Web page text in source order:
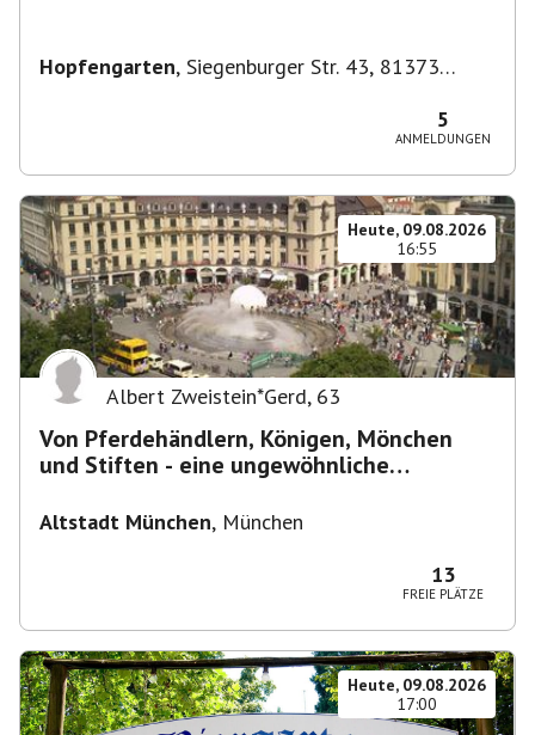
Hopfengarten, Siegenburger Str. 43, 81373
5
ANMELDUNGEN
Heute, 09.08.2026
16:55
Albert Zweistein*Gerd, 63
Von Pferdehändlern, Königen, Mönchen
und Stiften - eine ungewöhnliche
Altstadt München, München
13
FREIE PLÄTZE
Heute, 09.08.2026
17:00